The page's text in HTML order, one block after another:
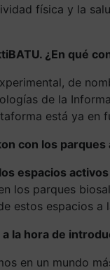
física y la
¿En qué
de
de la
está ya en
con los parques
espacios activos
los parques
estos espacios
la hora de
en un mundo